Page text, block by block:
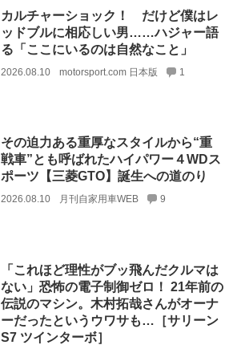
カルチャーショック！ だけど僕はレ
ッドブルに相応しい男……ハジャー語
る「ここにいるのは自然なこと」
2026.08.10 motorsport.com 日本版 1
その迫力ある重厚なスタイルから“重
戦車”とも呼ばれたハイパワー４WDス
ポーツ【三菱GTO】誕生への道のり
2026.08.10 月刊自家用車WEB 9
「これほど理性がブッ飛んだクルマは
ない」恐怖の電子制御ゼロ！ 21年前の
伝説のマシン。木村拓哉さんがオーナ
ーだったというウワサも…［サリーン
S7 ツインターボ］